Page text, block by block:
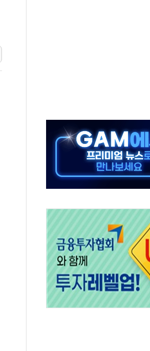
에도 박스권…美 암호화폐 법안 처리 여부도 변수
'62일째'..."대부분 여기서 상주"
·건물 1동 전소